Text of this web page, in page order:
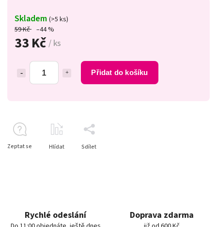
59 Kč –44 %
33 Kč/ ks
Přidat do košíku
Skladem (>5 ks)
Zeptat se Hlídat Sdílet
Rychlé odeslání Doprava zdarma